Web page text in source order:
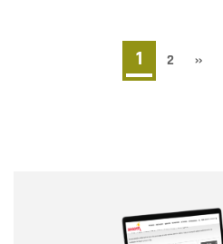
Página
actual
1 Page
2 ››